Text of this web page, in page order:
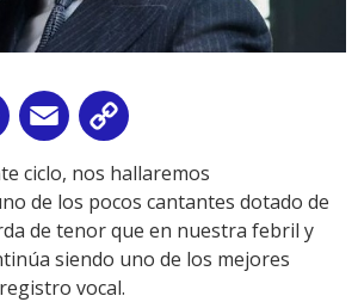
WhatsApp
Email
Link
ciclo, nos hallaremos
de los pocos cantantes dotado de
de tenor que en nuestra febril y
siendo uno de los mejores
vocal.